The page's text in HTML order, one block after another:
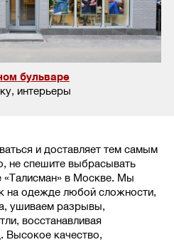
бульваре
интерьеры
и доставляет тем самым
не спешите выбрасывать
«Талисман» в Москве. Мы
на одежде любой сложности,
ушиваем разрывы,
восстанавливая
Высокое качество,